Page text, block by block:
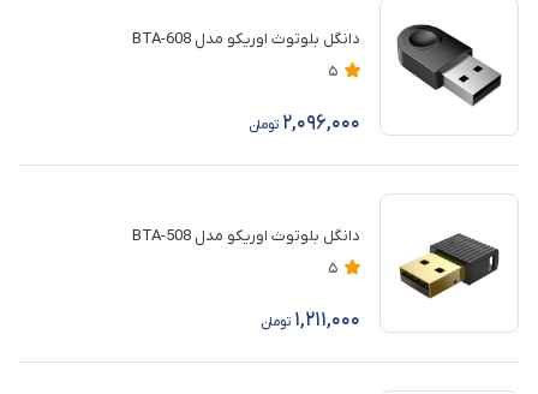
دانگل بلوتوث اوریکو مدل BTA-608
5
2,096,000 تومان
دانگل بلوتوث اوریکو مدل BTA-508
5
1,211,000 تومان